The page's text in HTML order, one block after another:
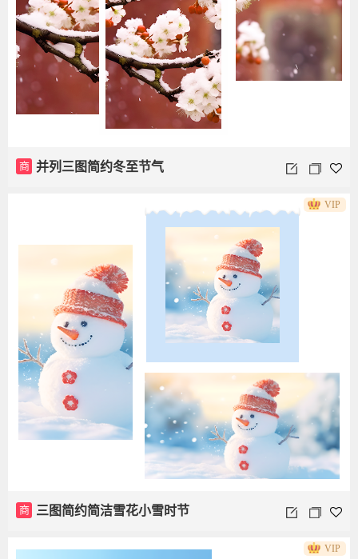
商 并列三图简约冬至节气
商 三图简约简洁雪花小雪时节
VIP
VIP